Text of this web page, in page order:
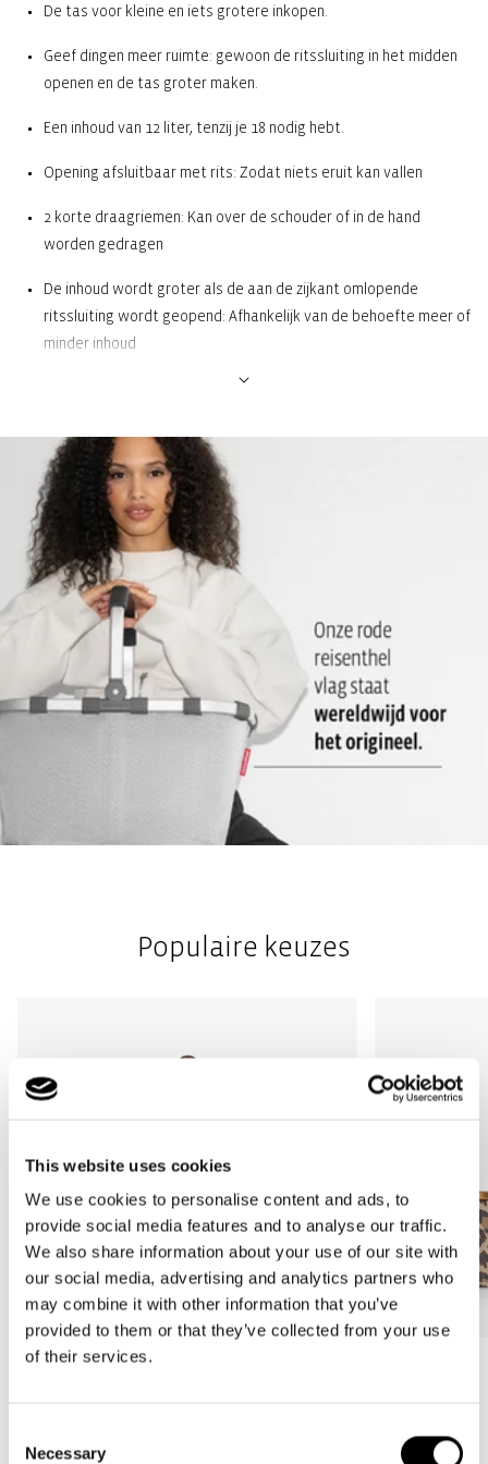
This website uses cookies
We use cookies to personalise content and ads, to
provide social media features and to analyse our traffic.
We also share information about your use of our site with
our social media, advertising and analytics partners who
may combine it with other information that you’ve
provided to them or that they’ve collected from your use
of their services.
Selection
Necessary
De tas voor kleine en iets grotere inkopen.
Geef dingen meer ruimte: gewoon de ritssluiting in het midden
openen en de tas groter maken.
Een inhoud van 12 liter, tenzij je 18 nodig hebt.
Opening afsluitbaar met rits: Zodat niets eruit kan vallen
2 korte draagriemen: Kan over de schouder of in de hand
worden gedragen
De inhoud wordt groter als de aan de zijkant omlopende
ritssluiting wordt geopend: Afhankelijk van de behoefte meer of
minder inhoud
1 binnenvak met ritssluiting: Voor kleinere dingen, zoals mobiele
Populaire keuzes
Bestseller
Normale
59,95€
Normale
37,95€